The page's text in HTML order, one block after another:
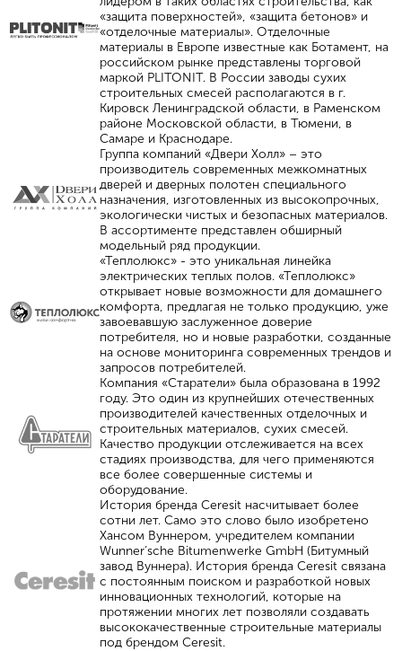
«защита поверхностей», «защита бетонов» и
«отделочные материалы». Отделочные
материалы в Европе известные как Ботамент, на
российском рынке представлены торговой
маркой PLITONIT. В России заводы сухих
строительных смесей располагаются в г.
Кировск Ленинградской области, в Раменском
районе Московской области, в Тюмени, в
Самаре и Краснодаре.
Группа компаний «Двери Холл» – это
производитель современных межкомнатных
дверей и дверных полотен специального
назначения, изготовленных из высокопрочных,
экологически чистых и безопасных материалов.
В ассортименте представлен обширный
модельный ряд продукции.
«Теплолюкс» - это уникальная линейка
электрических теплых полов. «Теплолюкс»
открывает новые возможности для домашнего
комфорта, предлагая не только продукцию, уже
завоевавшую заслуженное доверие
потребителя, но и новые разработки, созданные
на основе мониторинга современных трендов и
запросов потребителей.
Компания «Старатели» была образована в 1992
году. Это один из крупнейших отечественных
производителей качественных отделочных и
строительных материалов, сухих смесей.
Качество продукции отслеживается на всех
стадиях производства, для чего применяются
все более совершенные системы и
оборудование.
История бренда Ceresit насчитывает более
сотни лет. Само это слово было изобретено
Хансом Вуннером, учредителем компании
Wunner’sche Bitumenwerke GmbH (Битумный
завод Вуннера). История бренда Ceresit связана
с постоянным поиском и разработкой новых
инновационных технологий, которые на
протяжении многих лет позволяли создавать
высококачественные строительные материалы
под брендом Ceresit.